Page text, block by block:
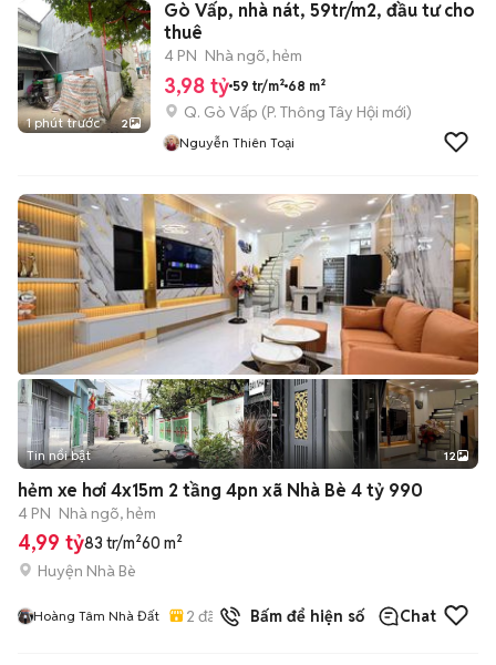
1 phút trước 2
Gò Vấp, nhà nát, 59tr/m2, đầu tư cho
thuê
4 PN Nhà ngõ, hẻm
3,98 tỷ 59 tr/m² 68 m²
Q. Gò Vấp (P. Thông Tây Hội mới)
Nguyễn Thiên Toại
+2
Tin nổi bật 12
hẻm xe hơi 4x15m 2 tầng 4pn xã Nhà Bè 4 tỷ 990
4 PN Nhà ngõ, hẻm
4,99 tỷ83 tr/m²60 m²
Huyện Nhà Bè
Hoàng Tâm Nhà Đất 2 đã bán Bấm để hiện số Chat